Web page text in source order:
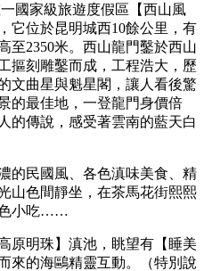
國家級旅遊度假區【西山風
它位於昆明城西10餘公里，有
至2350米。西山龍門鑿於西山
摳刻雕鑿而成，工程浩大，歷
文曲星與魁星閣，讓人看後驚
的最佳地，一登龍門身價倍
的傳說，感受著雲南的藍天白
的民國風、各色滇味美食、精
山色間靜坐，在茶馬花街熙熙
色小吃……
原明珠】滇池，眺望有【睡美
來的海鷗精靈互動。（特別說